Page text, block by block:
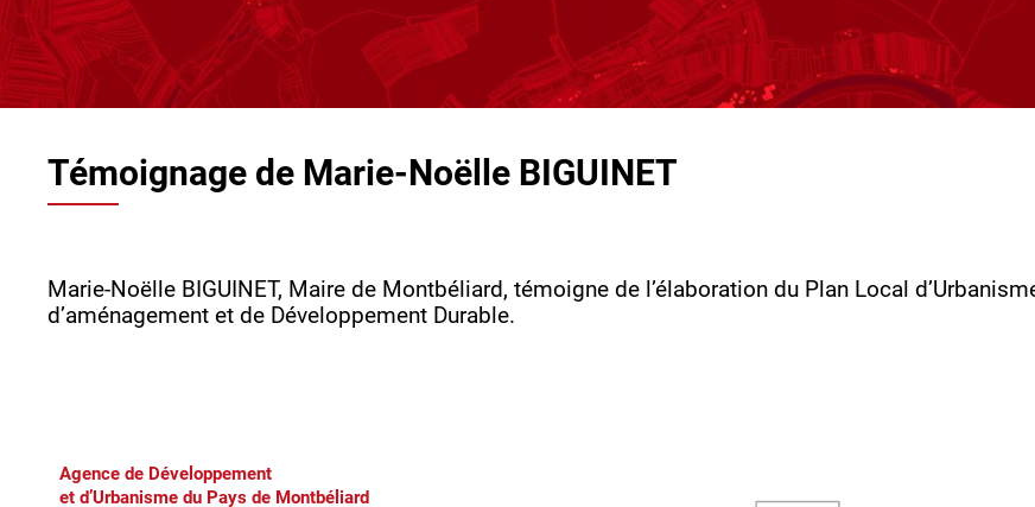
Témoignage de Marie-Noëlle BIGUINET
Marie-Noëlle BIGUINET, Maire de Montbéliard, témoigne de l’élaboration du Plan Local
d’aménagement et de Développement Durable.
Agence de Développement
et d’Urbanisme du Pays de Montbéliard